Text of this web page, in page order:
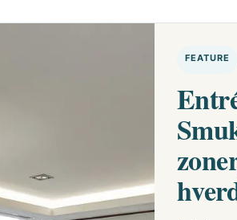
FEATURE